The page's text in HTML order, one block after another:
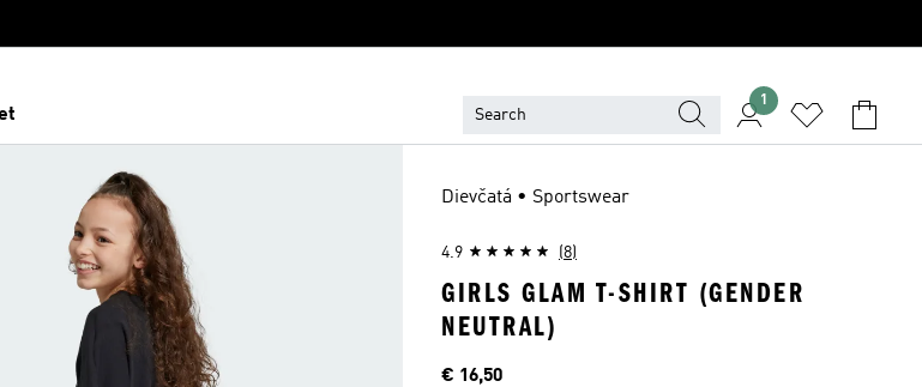
1
Dievčatá • Sportswear
4.9 (8)
GIRLS GLAM T-SHIRT (GENDER
NEUTRAL)
Aktuálna cena
€ 16,50